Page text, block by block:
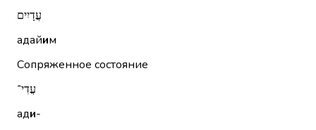
עֲדָיִים
адайим
Сопряженное состояние
עֲדִי־
ади-